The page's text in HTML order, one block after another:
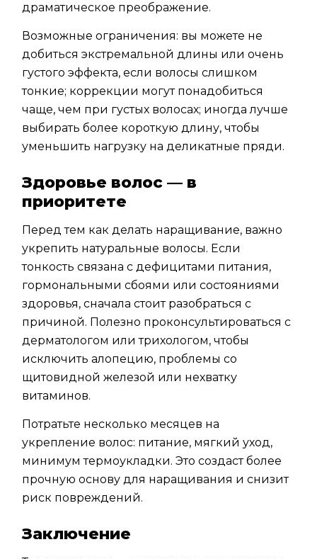
драматическое преображение.
Возможные ограничения: вы можете не
добиться экстремальной длины или очень
густого эффекта, если волосы слишком
тонкие; коррекции могут понадобиться
чаще, чем при густых волосах; иногда лучше
выбирать более короткую длину, чтобы
уменьшить нагрузку на деликатные пряди.
Здоровье волос — в
приоритете
Перед тем как делать наращивание, важно
укрепить натуральные волосы. Если
тонкость связана с дефицитами питания,
гормональными сбоями или состояниями
здоровья, сначала стоит разобраться с
причиной. Полезно проконсультироваться с
дерматологом или трихологом, чтобы
исключить алопецию, проблемы со
щитовидной железой или нехватку
витаминов.
Потратьте несколько месяцев на
укрепление волос: питание, мягкий уход,
минимум термоукладки. Это создаст более
прочную основу для наращивания и снизит
риск повреждений.
Заключение